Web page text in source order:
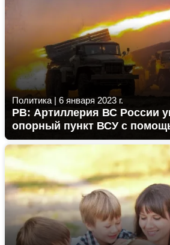
Политика | 6 января 2023 г.
РВ: Артиллерия ВС России
опорный пункт ВСУ с